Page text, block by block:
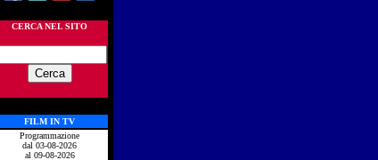
CERCA NEL SITO
FILM IN TV
Programmazione
dal 03-08-2026
al 09-08-2026